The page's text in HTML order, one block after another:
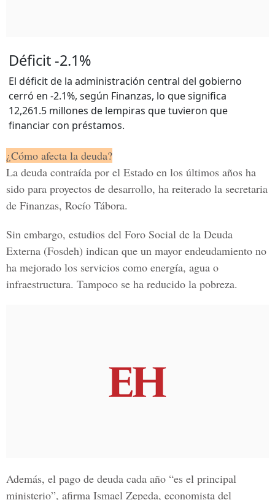
Déficit -2.1%
El déficit de la administración central del gobierno
cerró en -2.1%, según Finanzas, lo que significa
12,261.5 millones de lempiras que tuvieron que
financiar con préstamos.
¿Cómo afecta la deuda?
La deuda contraída por el Estado en los últimos años ha
sido para proyectos de desarrollo, ha reiterado la secretaria
de Finanzas, Rocío Tábora.
Sin embargo, estudios del Foro Social de la Deuda
Externa (Fosdeh) indican que un mayor endeudamiento no
ha mejorado los servicios como energía, agua o
infraestructura. Tampoco se ha reducido la pobreza.
Además, el pago de deuda cada año “es el principal
ministerio”, afirma Ismael Zepeda, economista del